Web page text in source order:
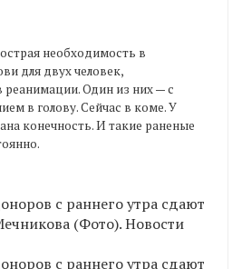
необходимость в
для двух человек,
реанимации. Один из них — с
в голову. Сейчас в коме. У
конечность. И такие раненые